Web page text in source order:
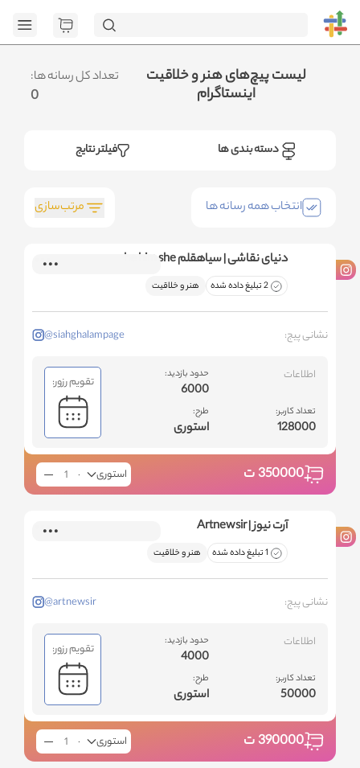
تعداد کل رسانه ها:
0
لیست پیچ‌های هنر و خلاقیت
اینستاگرام
فیلتر نتایج دسته بندی ها
مرتب‌سازی انتخاب همه رسانه ها
دنیای نقاشی | سیاهقلم he him she
2 تبلیغ داده شده هنر و خلاقیت
نشانی پیج: @siahghalampage
اطلاعات
تعداد کاربر:
128000
حدود بازدید:
6000
طرح:
استوری
تقویم رزور:
350000ت استوری
آرت نیوز | Artnewsir
1 تبلیغ داده شده هنر و خلاقیت
نشانی پیج: @artnewsir
اطلاعات
تعداد کاربر:
50000
حدود بازدید:
4000
طرح:
استوری
تقویم رزور:
390000ت استوری
[GET]
.متوجه شدم